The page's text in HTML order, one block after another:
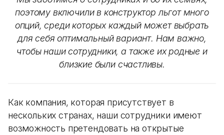
поэтому включили в конструктор льгот много
опций, среди которых каждый может выбрать
для себя оптимальный вариант. Нам важно,
чтобы наши сотрудники, а также их родные и
близкие были счастливы.
Как компания, которая присутствует в
нескольких странах, наши сотрудники имеют
возможность претендовать на открытые